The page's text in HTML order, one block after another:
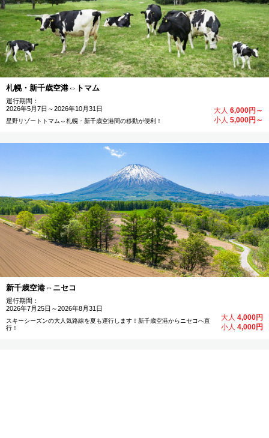
ニセコ キロロ 富良野
十勝 旭川
札幌・新千歳空港⇔トマム
運行期間：
2026年5月7日～2026年10月31日
星野リゾートトマム⇔札幌・新千歳空港間の移動が便利！
大人 6,000円～
小人 5,000円～
新千歳空港⇔ニセコ
運行期間：
2026年7月25日～2026年8月31日
スキーシーズンの大人気路線を夏も運行します！新千歳空港からニセコへ直
行！
大人 4,000円
小人 4,000円